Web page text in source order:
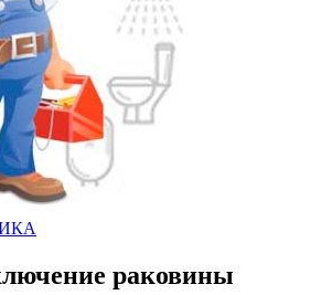
раковины